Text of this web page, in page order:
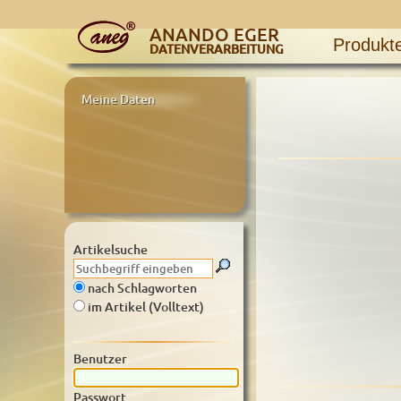
ANANDO EGER
DATENVERARBEITUNG
Meine Daten
Artikelsuche
nach Schlagworten
im Artikel (Volltext)
Benutzer
Passwort